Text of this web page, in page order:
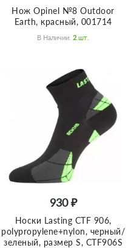
Нож Opinel №8 Outdoor
Earth, красный, 001714
В Наличии: 2 Шт.
930 ₽
Носки Lasting CTF 906,
polypropylene+nylon, черный/
зеленый, размер S, CTF906S